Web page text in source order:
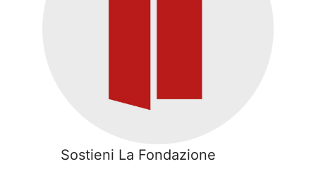
Sostieni La Fondazione